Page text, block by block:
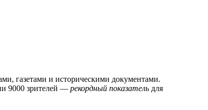
газетами и историческими документами.
9000 зрителей — рекордный показатель для